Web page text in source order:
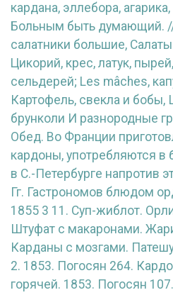
кардана, эллебора,
Больным быть думающий.
салатники большие,
Цикорий, крес, латук, пырей,
сельдерей; Les mâches,
Картофель, свекла и бобы,
брунколи И разнородные
Обед. Во Франции
кардоны, употребляются в
в С.-Петербурге напротив
Гг. Гастрономов блюдом
1855 3 11. Суп-жиблот.
Штуфат с макаронами.
Карданы с мозгами.
2. 1853. Погосян 264.
горячей. 1853. Погосян